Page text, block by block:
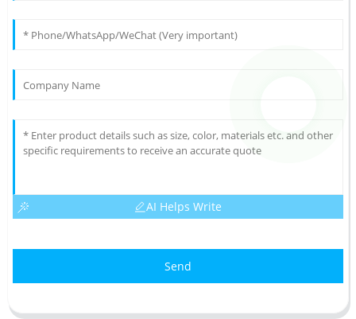
AI Helps Write
Send